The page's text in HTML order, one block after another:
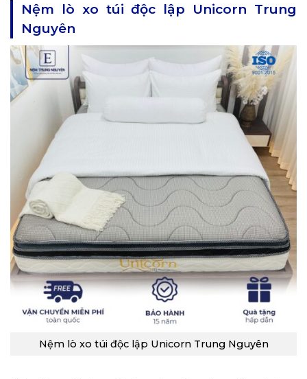
Nệm lò xo túi độc lập Unicorn Trung
Nguyên
Nệm lò xo túi độc lập Unicorn Trung Nguyên